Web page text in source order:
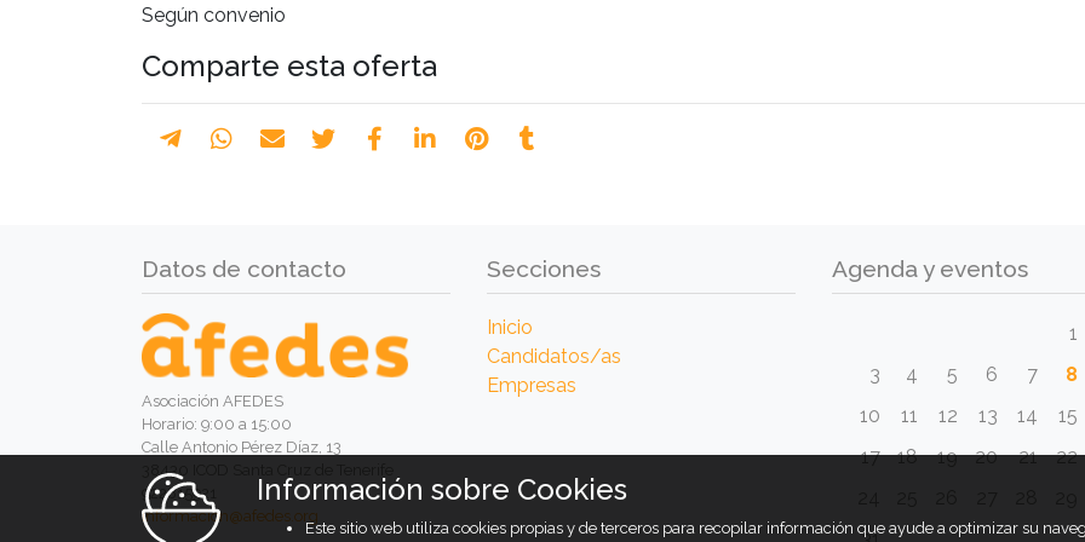
Según convenio
Comparte esta oferta
Datos de contacto
Asociación AFEDES
Horario: 9:00 a 15:00
Calle Antonio Pérez Díaz, 13
38430 ICOD Santa Cruz de Tenerife
922815921
informacion@afedes.org
Secciones
Inicio
Candidatos/as
Empresas
Agenda y eventos
1
3
4 5 6 7 8
10
11 12 13 14 15
17
18 19 20 21 22
Información sobre Cookies
Este sitio web utiliza cookies propias y de terceros para recopilar información que ayude a optimizar su